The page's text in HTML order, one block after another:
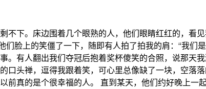
不下。床边围着几个眼熟的人，他们眼睛红红的，看
们脸上的笑僵了一下，随即有人拍了拍我的肩：“我
。有人翻出我们夺冠后抱着奖杯傻笑的合照，说那天
口头禅，逗得我跟着笑，可心里总像缺了一块，空落
前真的是个很幸福的人。 直到某天，他们约好晚上